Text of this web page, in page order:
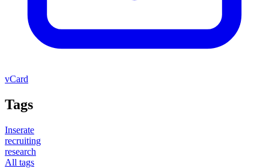
vCard
Tags
Inserate
recruiting
research
All tags